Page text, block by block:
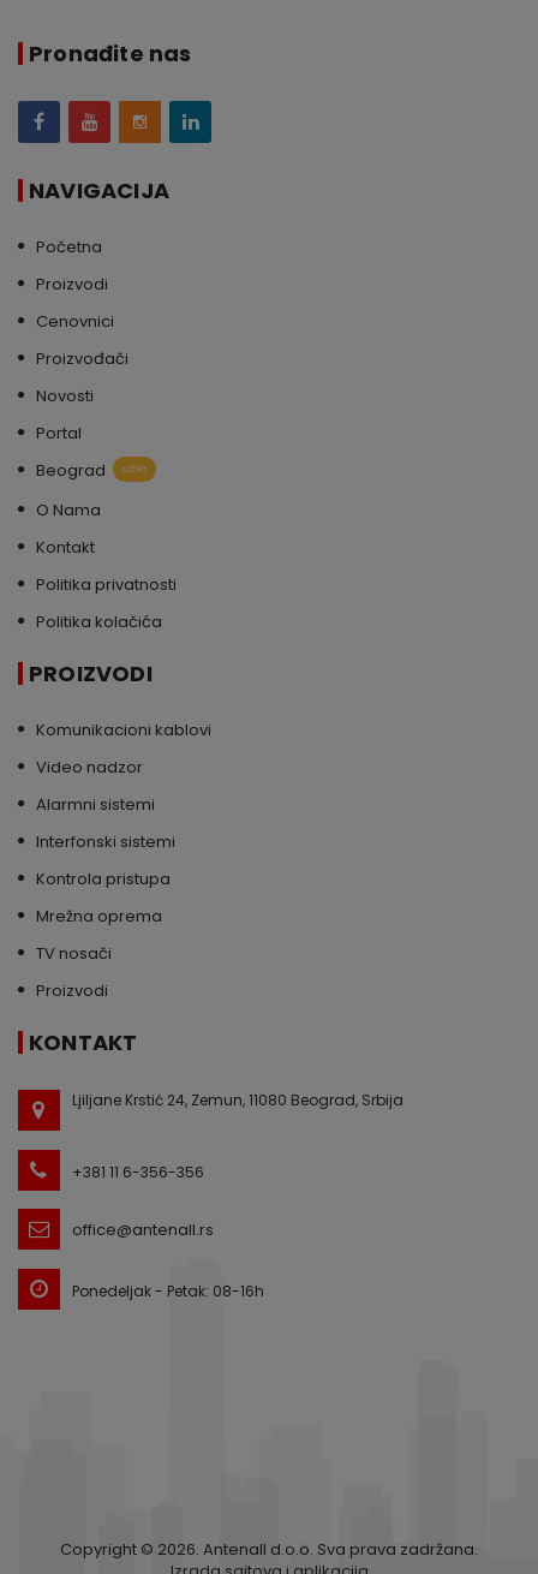
Pronađite nas
NAVIGACIJA
Početna
Proizvodi
Cenovnici
Proizvođači
Novosti
Portal
Beograd
uživo
O Nama
Kontakt
Politika privatnosti
Politika kolačića
PROIZVODI
Komunikacioni kablovi
Video nadzor
Alarmni sistemi
Interfonski sistemi
Kontrola pristupa
Mrežna oprema
TV nosači
Proizvodi
KONTAKT
Ljiljane Krstić 24, Zemun, 11080 Beograd, Srbija
+381 11 6-356-356
office@antenall.rs
Ponedeljak - Petak: 08-16h
Copyright © 2026. Antenall d.o.o. Sva prava zadržana.